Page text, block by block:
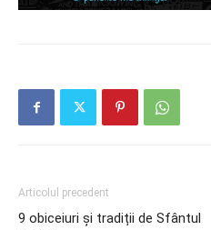
Articolul precedent
9 obiceiuri și tradiții de Sfântul